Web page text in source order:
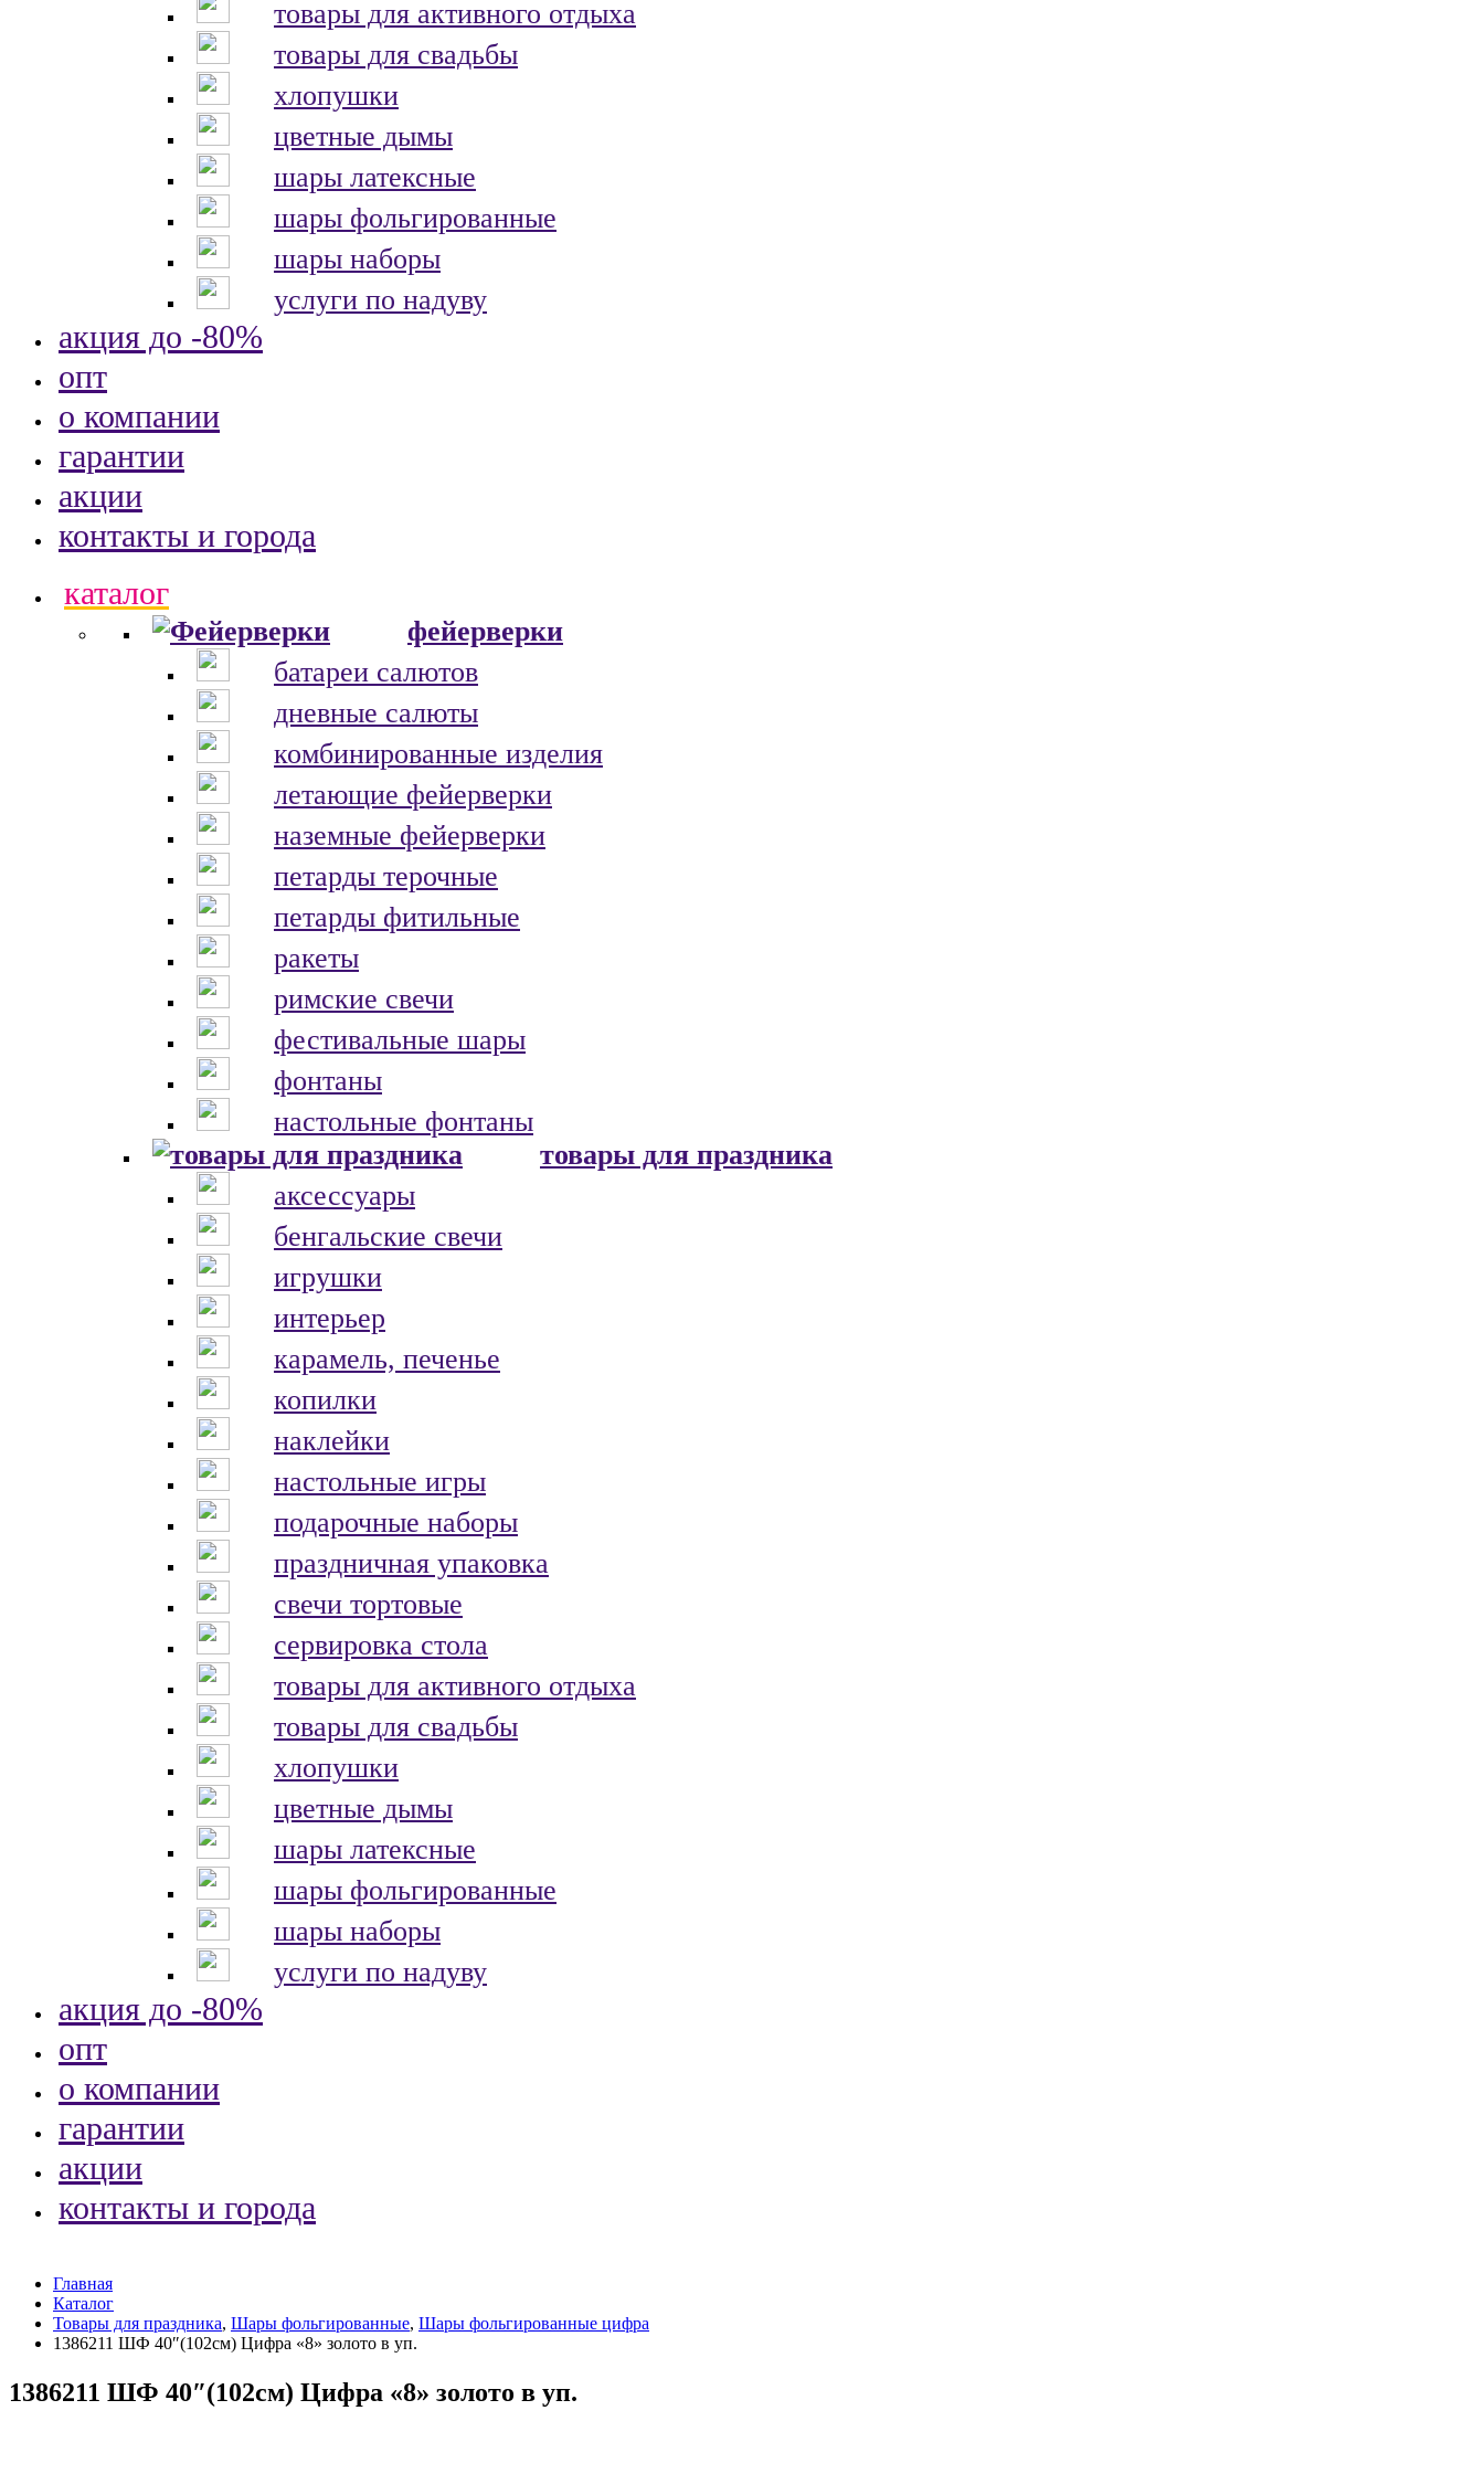
товары для активного отдыха
товары для свадьбы
хлопушки
цветные дымы
шары латексные
шары фольгированные
шары наборы
услуги по надуву
акция до -80%
опт
о компании
гарантии
акции
контакты и города
каталог
фейерверки
батареи салютов
дневные салюты
комбинированные изделия
летающие фейерверки
наземные фейерверки
петарды терочные
петарды фитильные
ракеты
римские свечи
фестивальные шары
фонтаны
настольные фонтаны
товары для праздника
аксессуары
бенгальские свечи
игрушки
интерьер
карамель, печенье
копилки
наклейки
настольные игры
подарочные наборы
праздничная упаковка
свечи тортовые
сервировка стола
товары для активного отдыха
товары для свадьбы
хлопушки
цветные дымы
шары латексные
шары фольгированные
шары наборы
услуги по надуву
акция до -80%
опт
о компании
гарантии
акции
контакты и города
Главная
Каталог
Товары для праздника, Шары фольгированные, Шары фольгированные цифра
1386211 ШФ 40″(102см) Цифра «8» золото в уп.
1386211 ШФ 40″(102см) Цифра «8» золото в уп.